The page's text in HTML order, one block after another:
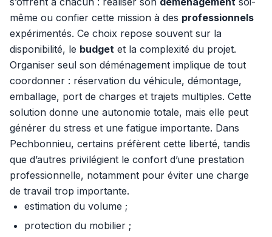
même ou confier cette mission à des professionnels
expérimentés. Ce choix repose souvent sur la
disponibilité, le budget et la complexité du projet.
Organiser seul son déménagement implique de tout
coordonner : réservation du véhicule, démontage,
emballage, port de charges et trajets multiples. Cette
solution donne une autonomie totale, mais elle peut
générer du stress et une fatigue importante. Dans
Pechbonnieu, certains préfèrent cette liberté, tandis
que d’autres privilégient le confort d’une prestation
professionnelle, notamment pour éviter une charge
de travail trop importante.
estimation du volume ;
protection du mobilier ;